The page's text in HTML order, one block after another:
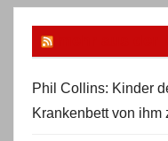
Phil Collins: Kinder
Krankenbett von ihm